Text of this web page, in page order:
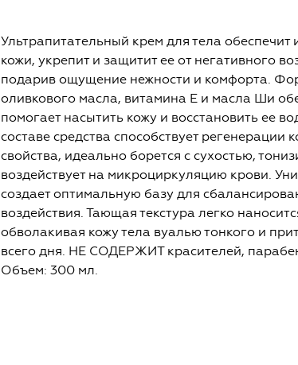
Ультрапитательный крем для тела обеспечит
кожи, укрепит и защитит ее от негативного
подарив ощущение нежности и комфорта.
оливкового масла, витамина Е и масла Ши
помогает насытить кожу и восстановить ее
составе средства способствует
свойства, идеально борется с сухостью,
воздействует на микроциркуляцию крови.
создает оптимальную базу для
воздействия. Тающая текстура легко
обволакивая кожу тела вуалью тонкого и
всего дня. НЕ СОДЕРЖИТ красителей,
Объем: 300 мл.